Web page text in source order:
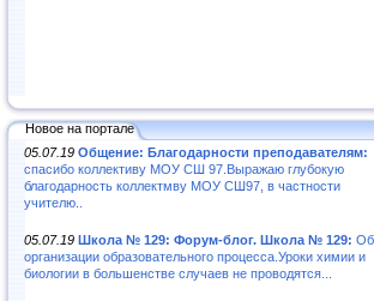
Новое на портале
05.07.19 Общение: Благодарности преподавателям:
спасибо коллективу МОУ СШ 97.Выражаю глубокую
благодарность коллектмву МОУ СШ97, в частности
учителю..
05.07.19 Школа № 129: Форум-блог. Школа № 129: Об
организации образовательного процесса.Уроки химии и
биологии в большенстве случаев не проводятся...